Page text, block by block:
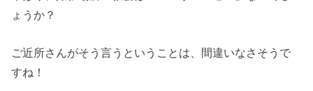
ょうか？
ご近所さんがそう言うということは、間違いなさそうで
すね！